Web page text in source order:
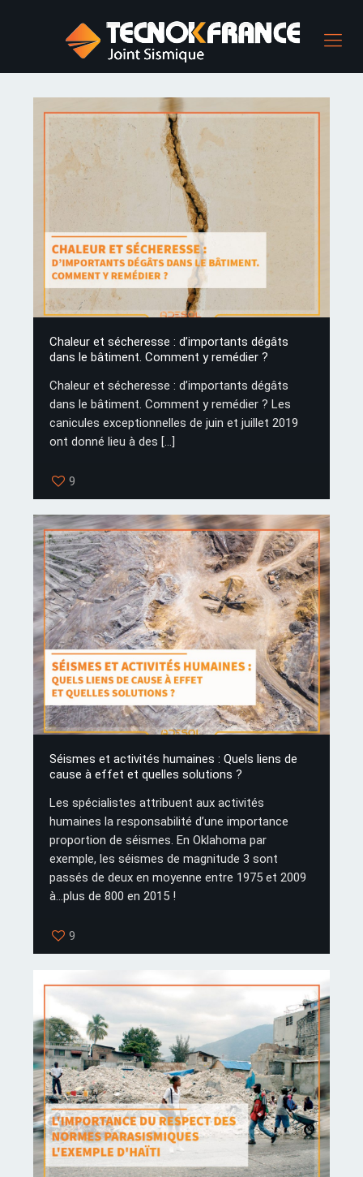
Chaleur et sécheresse : d’importants dégâts
dans le bâtiment. Comment y remédier ?
Chaleur et sécheresse : d’importants dégâts
dans le bâtiment. Comment y remédier ? Les
canicules exceptionnelles de juin et juillet 2019
ont donné lieu à des […]
9
Séismes et activités humaines : Quels liens de
cause à effet et quelles solutions ?
Les spécialistes attribuent aux activités
humaines la responsabilité d’une importance
proportion de séismes. En Oklahoma par
exemple, les séismes de magnitude 3 sont
passés de deux en moyenne entre 1975 et 2009
à...plus de 800 en 2015 !
9